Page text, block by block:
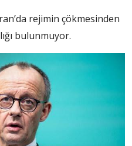
rejimin çökmesinden
bulunmuyor.